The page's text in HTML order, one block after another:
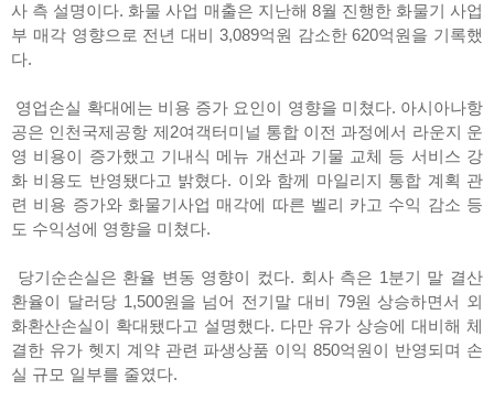
사 측 설명이다. 화물 사업 매출은 지난해 8월 진행한 화물기 사업
부 매각 영향으로 전년 대비 3,089억원 감소한 620억원을 기록했
다.
영업손실 확대에는 비용 증가 요인이 영향을 미쳤다. 아시아나항
공은 인천국제공항 제2여객터미널 통합 이전 과정에서 라운지 운
영 비용이 증가했고 기내식 메뉴 개선과 기물 교체 등 서비스 강
화 비용도 반영됐다고 밝혔다. 이와 함께 마일리지 통합 계획 관
련 비용 증가와 화물기사업 매각에 따른 벨리 카고 수익 감소 등
도 수익성에 영향을 미쳤다.
당기순손실은 환율 변동 영향이 컸다. 회사 측은 1분기 말 결산
환율이 달러당 1,500원을 넘어 전기말 대비 79원 상승하면서 외
화환산손실이 확대됐다고 설명했다. 다만 유가 상승에 대비해 체
결한 유가 헷지 계약 관련 파생상품 이익 850억원이 반영되며 손
실 규모 일부를 줄였다.